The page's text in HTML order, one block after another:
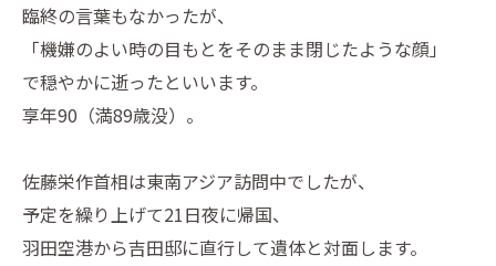
臨終の言葉もなかったが、
「機嫌のよい時の目もとをそのまま閉じたような顔」
で穏やかに逝ったといいます。
享年90（満89歳没）。
佐藤栄作首相は東南アジア訪問中でしたが、
予定を繰り上げて21日夜に帰国、
羽田空港から吉田邸に直行して遺体と対面します。